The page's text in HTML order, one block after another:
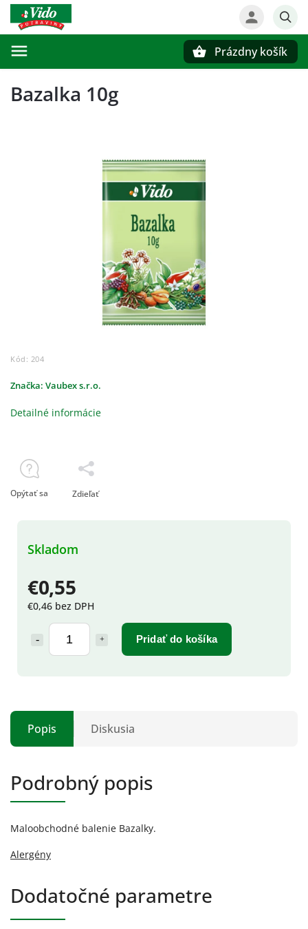
Prázdny košík
Bazalka 10g
Kód: 204
Značka: Vaubex s.r.o.
€0,55
€0,46 bez DPH
Pridať do košíka
Skladom
Detailné informácie
Opýtať sa Zdieľať
Popis Diskusia
Podrobný popis
Maloobchodné balenie Bazalky.
Alergény
Dodatočné parametre